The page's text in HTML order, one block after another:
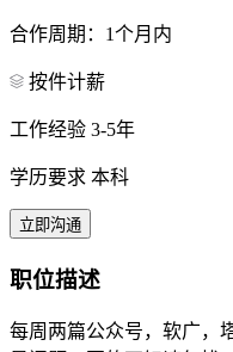
合作周期：1个月内
按件计薪
工作经验 3-5年
学历要求 本科
立即沟通
职位描述
每周两篇公众号，软广，